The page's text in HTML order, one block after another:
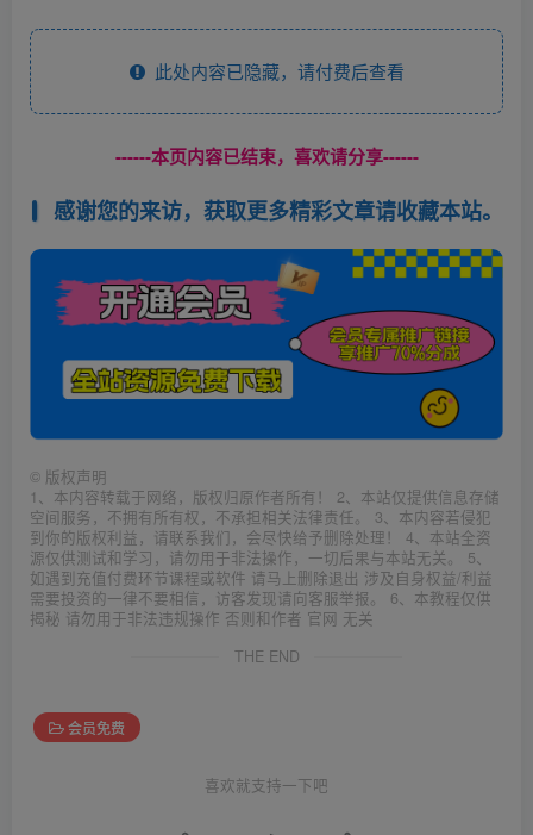
此处内容已隐藏，请付费后查看
------本页内容已结束，喜欢请分享------
感谢您的来访，获取更多精彩文章请收藏本站。
© 版权声明
1、本内容转载于网络，版权归原作者所有！ 2、本站仅提供信息存储
空间服务，不拥有所有权，不承担相关法律责任。 3、本内容若侵犯
到你的版权利益，请联系我们，会尽快给予删除处理！ 4、本站全资
源仅供测试和学习，请勿用于非法操作，一切后果与本站无关。 5、
如遇到充值付费环节课程或软件 请马上删除退出 涉及自身权益/利益
需要投资的一律不要相信，访客发现请向客服举报。 6、本教程仅供
揭秘 请勿用于非法违规操作 否则和作者 官网 无关
THE END
会员免费
喜欢就支持一下吧